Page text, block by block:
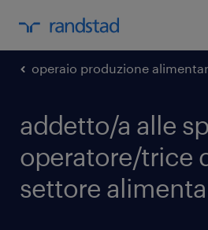
operaio produzione
addetto/a alle
operatore/trice
settore